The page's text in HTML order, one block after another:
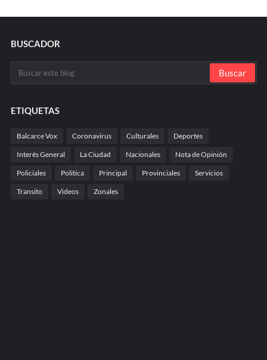
BUSCADOR
ETIQUETAS
Balcarce Vox Coronavirus Culturales Deportes
Interés General La Ciudad Nacionales Nota de Opinión
Policiales Politica Principal Provinciales Servicios
Transito Videos Zonales